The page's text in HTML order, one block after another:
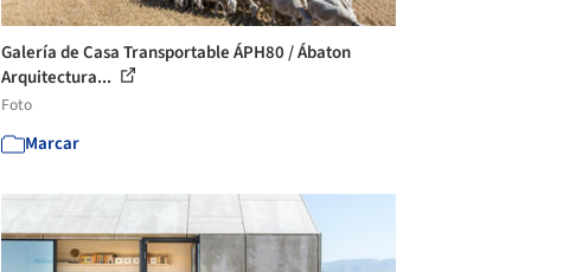
Galería de Casa Transportable ÁPH80 / Ábaton
Arquitectura...
Foto
Marcar